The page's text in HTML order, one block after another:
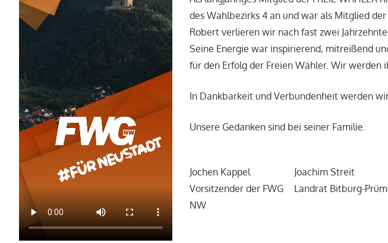
des Wahlbezirks 4 an und war als Mitglied
Robert verlieren wir nach fast zwei
Seine Energie war inspirierend, mitreißend
für den Erfolg der Freien Wähler. Wir werden
In Dankbarkeit und Verbundenheit werden
Unsere Gedanken sind bei seiner Familie.
Jochen Kappel
Vorsitzender der FWG
NW
Joachim Streit
Landrat Bitburg-Prüm